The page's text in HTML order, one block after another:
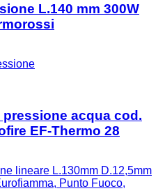
L.140 mm 300W
acqua cod.
EF-Thermo 28